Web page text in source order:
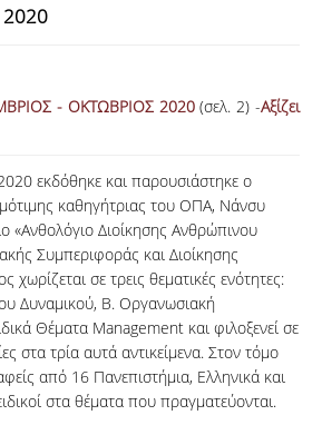
2020
- ΟΚΤΩΒΡΙΟΣ 2020(σελ. 2) -Αξίζει
εκδόθηκε και παρουσιάστηκε ο
καθηγήτριας του ΟΠΑ, Νάνσυ
«Ανθολόγιο Διοίκησης Ανθρώπινου
Συμπεριφοράς και Διοίκησης
χωρίζεται σε τρεις θεματικές ενότητες:
Δυναμικού, Β. Οργανωσιακή
Θέματα Management και φιλοξενεί σε
στα τρία αυτά αντικείμενα. Στον τόμο
από 16 Πανεπιστήμια, Ελληνικά και
στα θέματα που πραγματεύονται.